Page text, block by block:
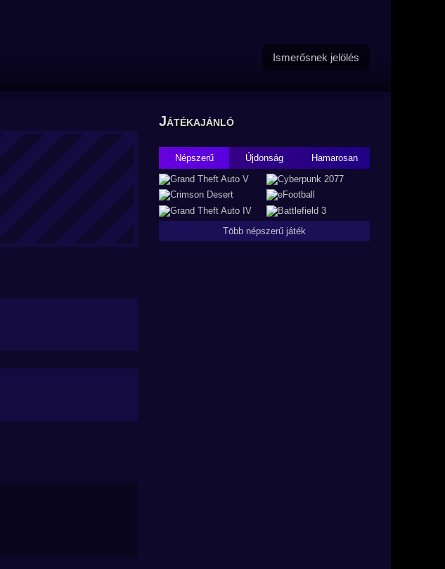
Ismerősnek jelölés
Játékajánló
Népszerű Újdonság Hamarosan
Több népszerű játék